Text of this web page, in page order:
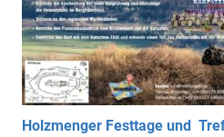
Holzmenger Festtage und